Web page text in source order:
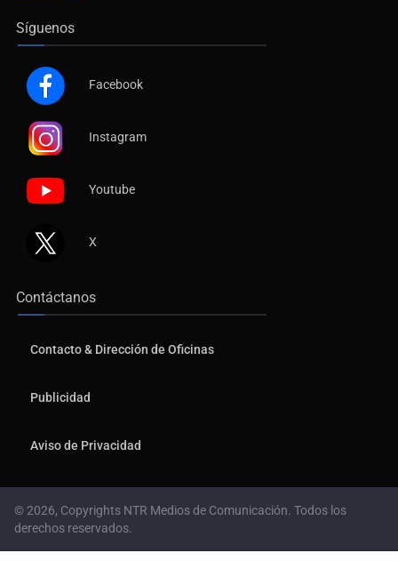
Síguenos
Facebook
Instagram
Youtube
X
Contáctanos
Contacto & Dirección de Oficinas
Publicidad
Aviso de Privacidad
© 2026, Copyrights NTR Medios de Comunicación. Todos los
derechos reservados.